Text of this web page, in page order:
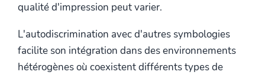
qualité d'impression peut varier.
L'autodiscrimination avec d'autres symbologies
facilite son intégration dans des environnements
hétérogènes où coexistent différents types de